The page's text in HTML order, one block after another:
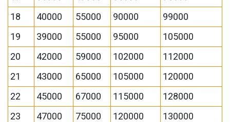
18
40000 55000 90000
99000
19
39000 55000 95000
105000
20
42000 59000 102000
112000
21
43000 65000 105000
120000
22
45000 67000 115000
128000
23
47000 75000 120000
130000